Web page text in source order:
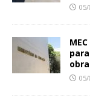
05/
05/